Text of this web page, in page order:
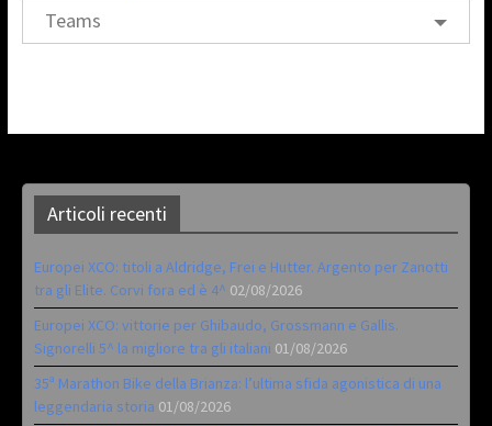
Teams
Articoli recenti
Europei XCO: titoli a Aldridge, Frei e Hutter. Argento per Zanotti
tra gli Elite. Corvi fora ed è 4^ 02/08/2026
Europei XCO: vittorie per Ghibaudo, Grossmann e Gallis.
Signorelli 5^ la migliore tra gli italiani 01/08/2026
35ª Marathon Bike della Brianza: l’ultima sfida agonistica di una
leggendaria storia 01/08/2026